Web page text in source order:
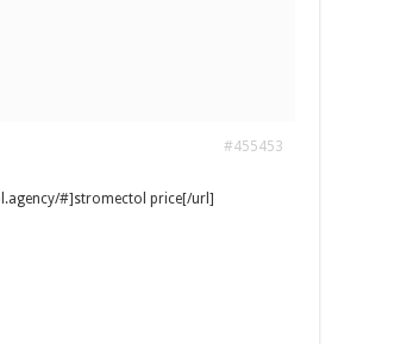
#455453
#]stromectol price[/url]